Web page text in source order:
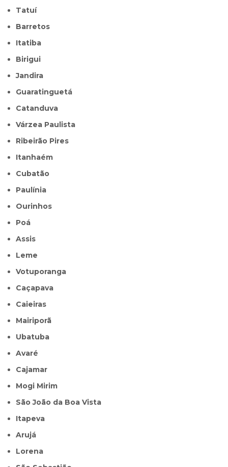
Tatuí
Barretos
Itatiba
Birigui
Jandira
Guaratinguetá
Catanduva
Várzea Paulista
Ribeirão Pires
Itanhaém
Cubatão
Paulínia
Ourinhos
Poá
Assis
Leme
Votuporanga
Caçapava
Caieiras
Mairiporã
Ubatuba
Avaré
Cajamar
Mogi Mirim
São João da Boa Vista
Itapeva
Arujá
Lorena